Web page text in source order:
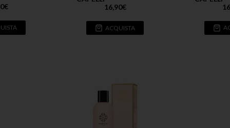
€
16,90€
ACQUISTA